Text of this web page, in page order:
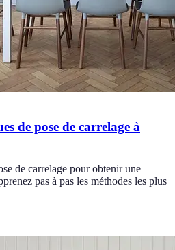
de pose de carrelage à
de carrelage pour obtenir une
pas à pas les méthodes les plus